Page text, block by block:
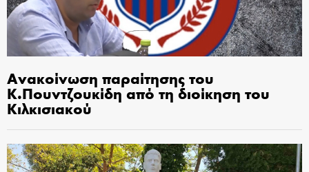
Ανακοίνωση παραίτησης του
Κ.Πουντζουκίδη από τη διοίκηση του
Κιλκισιακού